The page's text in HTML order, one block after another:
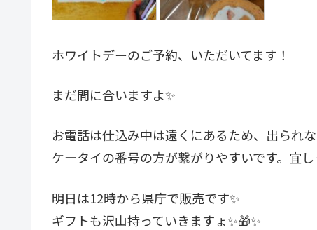
ホワイトデーのご予約、いただいてます！
まだ間に合いますよ✨
お電話は仕込み中は遠くにあるため、出られな
ケータイの番号の方が繋がりやすいです。宜
明日は12時から県庁で販売です✨
ギフトも沢山持っていきますょ✨🎁✨